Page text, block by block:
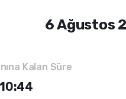
6 Ağustos
Kalan Süre
10:44